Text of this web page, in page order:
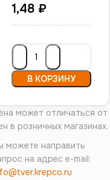
1,48 ₽
В КОРЗИНУ
может отличаться от
в розничных магазинах.
можете направить
на адрес e-mail: